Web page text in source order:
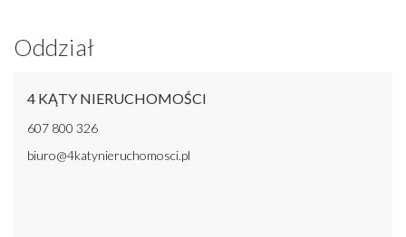
Oddział
4 KĄTY NIERUCHOMOŚCI
607 800 326
biuro@4katynieruchomosci.pl